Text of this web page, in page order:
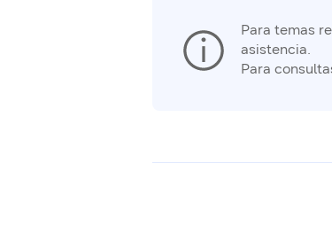
Para temas
asistencia.
Para